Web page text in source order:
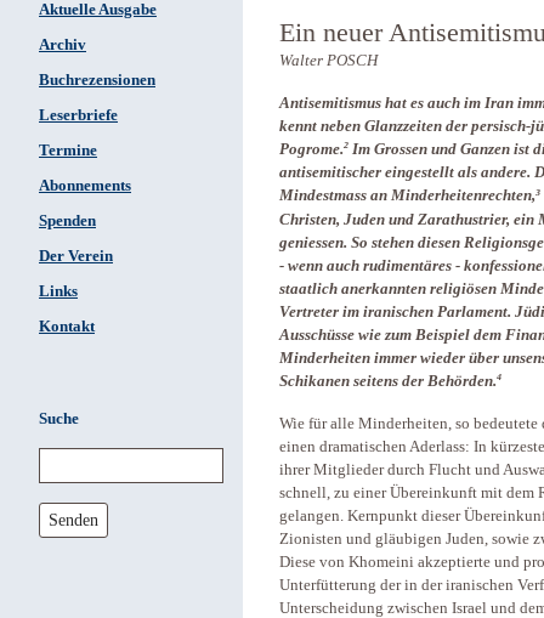
Aktuelle Ausgabe
Archiv
Buchrezensionen
Leserbriefe
Termine
Abonnements
Spenden
Der Verein
Links
Kontakt
Suche
Senden
Ein neuer
Walter POSCH
Antisemitismus hat es auch im Iran
kennt neben Glanzzeiten der
Pogrome.2 Im Grossen und Ganzen ist
antisemitischer eingestellt als andere.
Mindestmass an Minderheitenrechten,3
Christen, Juden und Zarathustrier,
geniessen. So stehen diesen
- wenn auch rudimentäres -
staatlich anerkannten religiösen
Vertreter im iranischen Parlament.
Ausschüsse wie zum Beispiel dem
Minderheiten immer wieder über
Schikanen seitens der Behörden.4
Wie für alle Minderheiten, so
einen dramatischen Aderlass: In
ihrer Mitglieder durch Flucht und
schnell, zu einer Übereinkunft mit
gelangen. Kernpunkt dieser
Zionisten und gläubigen Juden, sowie
Diese von Khomeini akzeptierte und
Unterfütterung der in der iranischen
Unterscheidung zwischen Israel und